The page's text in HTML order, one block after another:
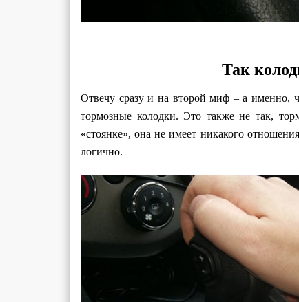
Так
Отвечу сразу и на второй миф – а именно,
тормозные колодки. Это также не так,
«стоянке», она не имеет никакого
логично.